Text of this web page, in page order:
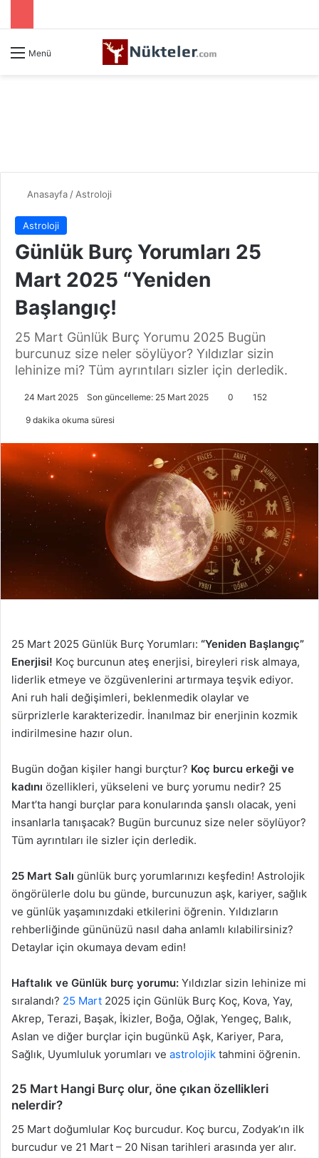
Menü
Anasayfa / Astroloji
Astroloji
Günlük Burç Yorumları 25
Mart 2025 “Yeniden
Başlangıç!
25 Mart Günlük Burç Yorumu 2025 Bugün
burcunuz size neler söylüyor? Yıldızlar sizin
lehinize mi? Tüm ayrıntıları sizler için derledik.
24 Mart 2025 Son güncelleme: 25 Mart 2025 0 152
9 dakika okuma süresi
25 Mart 2025 Günlük Burç Yorumları: “Yeniden Başlangıç”
Enerjisi! Koç burcunun ateş enerjisi, bireyleri risk almaya,
liderlik etmeye ve özgüvenlerini artırmaya teşvik ediyor.
Ani ruh hali değişimleri, beklenmedik olaylar ve
sürprizlerle karakterizedir. İnanılmaz bir enerjinin kozmik
indirilmesine hazır olun.
Bugün doğan kişiler hangi burçtur? Koç burcu erkeği ve
kadını özellikleri, yükseleni ve burç yorumu nedir? 25
Mart’ta hangi burçlar para konularında şanslı olacak, yeni
insanlarla tanışacak? Bugün burcunuz size neler söylüyor?
Tüm ayrıntıları ile sizler için derledik.
25 Mart Salı günlük burç yorumlarınızı keşfedin! Astrolojik
öngörülerle dolu bu günde, burcunuzun aşk, kariyer, sağlık
ve günlük yaşamınızdaki etkilerini öğrenin. Yıldızların
rehberliğinde gününüzü nasıl daha anlamlı kılabilirsiniz?
Detaylar için okumaya devam edin!
Haftalık ve Günlük burç yorumu: Yıldızlar sizin lehinize mi
sıralandı? 25 Mart 2025 için Günlük Burç Koç, Kova, Yay,
Akrep, Terazi, Başak, İkizler, Boğa, Oğlak, Yengeç, Balık,
Aslan ve diğer burçlar için bugünkü Aşk, Kariyer, Para,
Sağlık, Uyumluluk yorumları ve astrolojik tahmini öğrenin.
25 Mart Hangi Burç olur, öne çıkan özellikleri
nelerdir?
25 Mart doğumlular Koç burcudur. Koç burcu, Zodyak’ın ilk
burcudur ve 21 Mart – 20 Nisan tarihleri arasında yer alır.